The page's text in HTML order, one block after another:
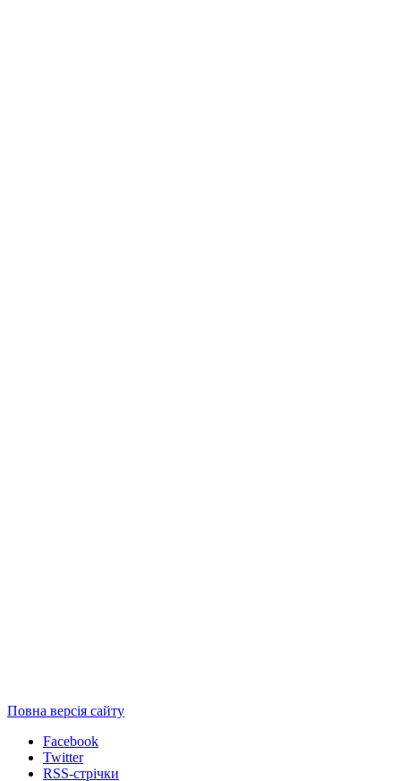
Повна версія сайту
Facebook
Twitter
RSS-стрічки